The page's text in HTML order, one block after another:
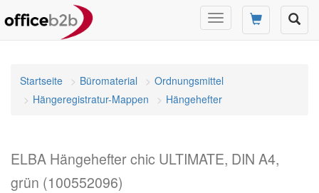
Navigation
umschalten
Startseite Büromaterial
Ordnungsmittel
Hängeregistratur-Mappen
Hängehefter
ELBA Hängehefter chic ULTIMATE, DIN A4,
grün (100552096)